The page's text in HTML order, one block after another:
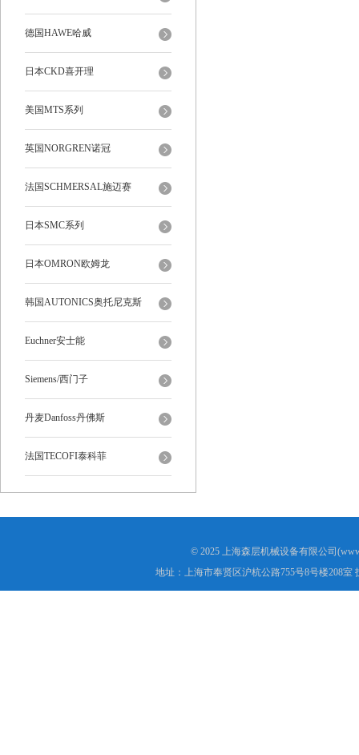
德国HAWE哈威
日本CKD喜开理
美国MTS系列
英国NORGREN诺冠
法国SCHMERSAL施迈赛
日本SMC系列
日本OMRON欧姆龙
韩国AUTONICS奥托尼克斯
Euchner安士能
Siemens/西门子
丹麦Danfoss丹佛斯
法国TECOFI泰科菲
© 2025 上海森层机械设备有限公司
地址：上海市奉贤区沪杭公路755号8号楼208室